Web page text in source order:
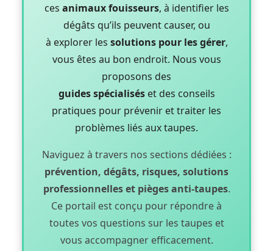
ces animaux fouisseurs, à identifier les
dégâts qu’ils peuvent causer, ou
à explorer les solutions pour les gérer,
vous êtes au bon endroit. Nous vous
proposons des
guides spécialiséset des conseils
pratiques pour prévenir et traiter les
problèmes liés aux taupes.
Naviguez à travers nos sections dédiées :
prévention, dégâts, risques, solutions
professionnelles et pièges anti-taupes.
Ce portail est conçu pour répondre à
toutes vos questions sur les taupes et
vous accompagner efficacement.